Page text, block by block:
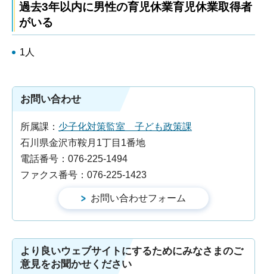
過去3年以内に男性の育児休業育児休業取得者
がいる
1人
お問い合わせ
所属課： 少子化対策監室 子ども政策課
石川県金沢市鞍月1丁目1番地
電話番号：076-225-1494
ファクス番号：076-225-1423
より良いウェブサイトにするためにみなさまのご
意見をお聞かせください